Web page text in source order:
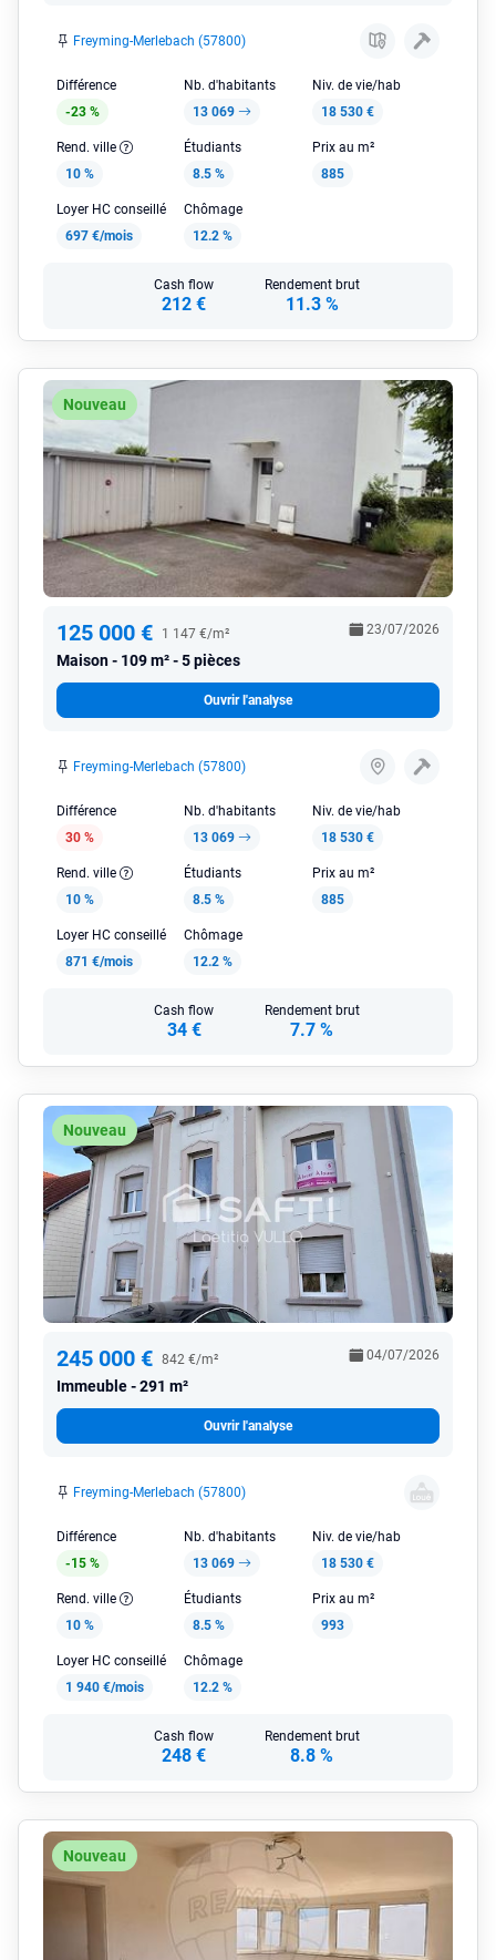
Freyming-Merlebach (57800)
Différence
-23 %
Nb. d'habitants
13 069
Niv. de vie/hab
18 530 €
Rend. ville
10 %
Étudiants
8.5 %
Prix au m²
885
Loyer HC conseillé
697 €/mois
Chômage
12.2 %
Cash flow
212 €
Rendement brut
11.3 %
Nouveau
125 000 € 1 147 €/m²
Maison 109 m² - 5 pièces
23/07/2026
Ouvrir l'analyse
Freyming-Merlebach (57800)
Différence
30 %
Nb. d'habitants
13 069
Niv. de vie/hab
18 530 €
Rend. ville
10 %
Étudiants
8.5 %
Prix au m²
885
Loyer HC conseillé
871 €/mois
Chômage
12.2 %
Cash flow
34 €
Rendement brut
7.7 %
Nouveau
245 000 € 842 €/m²
Immeuble 291 m²
04/07/2026
Ouvrir l'analyse
Freyming-Merlebach (57800)
Différence
-15 %
Nb. d'habitants
13 069
Niv. de vie/hab
18 530 €
Rend. ville
10 %
Étudiants
8.5 %
Prix au m²
993
Loyer HC conseillé
1 940 €/mois
Chômage
12.2 %
Cash flow
248 €
Rendement brut
8.8 %
Nouveau